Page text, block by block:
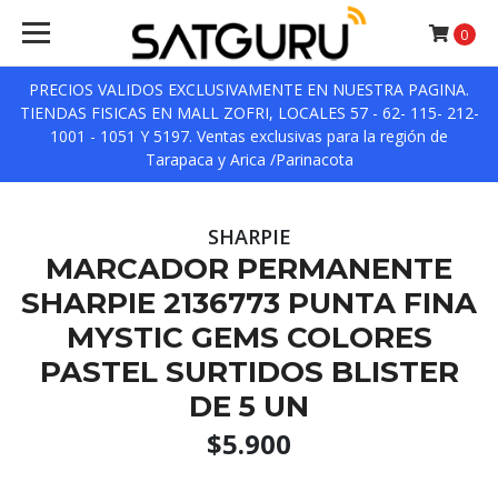
PRECIOS VALIDOS EXCLUSIVAMENTE EN NUESTRA PAGINA.
TIENDAS FISICAS EN MALL ZOFRI, LOCALES 57 - 62- 115- 212-
1001 - 1051 Y 5197. Ventas exclusivas para la región de
Tarapaca y Arica /Parinacota
0
SHARPIE
MARCADOR PERMANENTE
SHARPIE 2136773 PUNTA FINA
MYSTIC GEMS COLORES
PASTEL SURTIDOS BLISTER
DE 5 UN
$5.900